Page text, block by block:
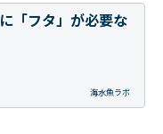
海水魚ラボ
「フタ」が必要な